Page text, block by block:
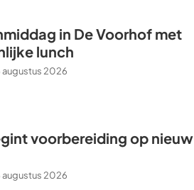
in De Voorhof met
lunch
2026
voorbereiding op nieuw
2026